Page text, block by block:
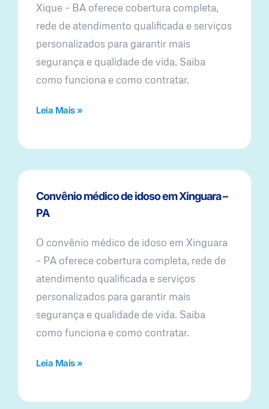
Xique – BA oferece cobertura completa,
rede de atendimento qualificada e serviços
personalizados para garantir mais
segurança e qualidade de vida. Saiba
como funciona e como contratar.
Leia Mais »
Convênio médico de idoso em Xinguara –
PA
O convênio médico de idoso em Xinguara
– PA oferece cobertura completa, rede de
atendimento qualificada e serviços
personalizados para garantir mais
segurança e qualidade de vida. Saiba
como funciona e como contratar.
Leia Mais »